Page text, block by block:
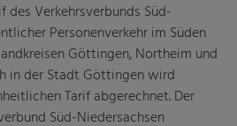
(NNVG)
des Verkehrsverbunds Süd-
Personenverkehr im Süden
Göttingen, Northeim und
in der Stadt Göttingen wird
Tarif abgerechnet. Der
Süd-Niedersachsen